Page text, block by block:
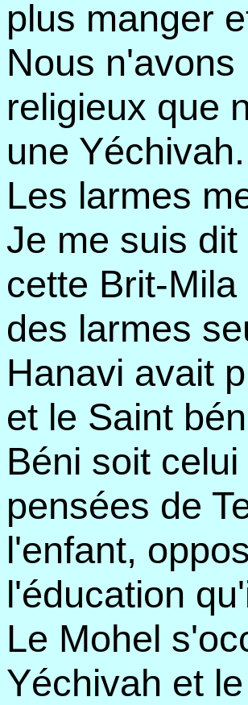
plus manger
Nous
religieux que
une Yéchivah.
Les larmes
Je me suis dit
cette Brit-Mila
des larmes
Hanavi avait
et le Saint
Béni soit
pensées de
l'enfant,
l'éducation
Le Mohel
Yéchivah et